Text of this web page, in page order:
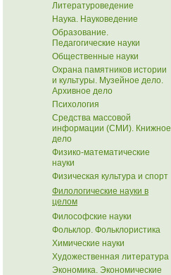
Литературоведение
Наука. Науковедение
Образование.
Педагогические науки
Общественные науки
Охрана памятников истории
и культуры. Музейное дело.
Архивное дело
Психология
Средства массовой
информации (СМИ). Книжное
дело
Физико-математические
науки
Физическая культура и спорт
Филологические науки в
целом
Философские науки
Фольклор. Фольклористика
Химические науки
Художественная литература
Экономика. Экономические